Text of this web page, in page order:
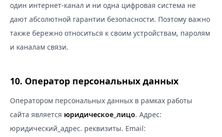
один интернет-канал и ни одна цифровая система не
дают абсолютной гарантии безопасности. Поэтому важно
также бережно относиться к своим устройствам, паролям
и каналам связи.
10. Оператор персональных данных
Оператором персональных данных в рамках работы
сайта является юридическое_лицо. Адрес:
юридический_адрес. реквизиты. Email: